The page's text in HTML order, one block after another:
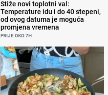
Stiže novi toplotni val:
Temperature idu i do 40 stepeni,
od ovog datuma je moguća
promjena vremena
PRIJE OKO 7H